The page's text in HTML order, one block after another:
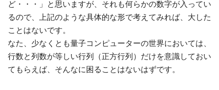
ど・・・」と思いますが、それも何らかの数字が入ってい
るので、上記のような具体的な形で考えてみれば、大した
ことはないです。
なた、少なくとも量子コンピューターの世界においては、
行数と列数が等しい行列（正方行列）だけを意識しておい
てもらえば、そんなに困ることはないはずです。